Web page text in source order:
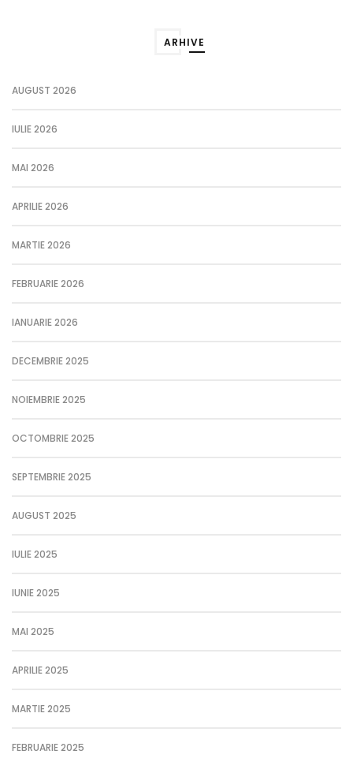
ARHIVE
AUGUST 2026
IULIE 2026
MAI 2026
APRILIE 2026
MARTIE 2026
FEBRUARIE 2026
IANUARIE 2026
DECEMBRIE 2025
NOIEMBRIE 2025
OCTOMBRIE 2025
SEPTEMBRIE 2025
AUGUST 2025
IULIE 2025
IUNIE 2025
MAI 2025
APRILIE 2025
MARTIE 2025
FEBRUARIE 2025